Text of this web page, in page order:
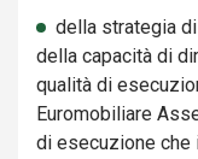
della strategia
della capacità di
qualità di
Euromobiliare
di esecuzione che